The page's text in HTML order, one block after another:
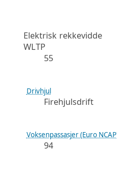
Elektrisk rekkevidde
WLTP
55
Drivhjul
Firehjulsdrift
Voksenpassasjer (Euro
94